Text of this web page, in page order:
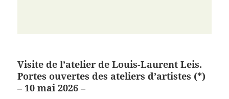
Visite de l’atelier de Louis-Laurent Leis.
Portes ouvertes des ateliers d’artistes (*)
– 10 mai 2026 –